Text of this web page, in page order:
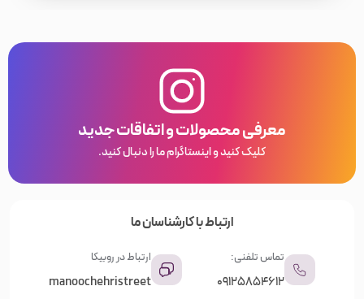
معرفی محصولات و اتفاقات جدید
کلیک کنید و اینستاگرام ما را دنبال کنید.
ارتباط با کارشناسان ما
تماس تلفنی:
09125854612
ارتباط در روبیکا
manoochehristreet